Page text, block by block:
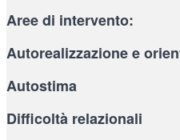
Aree di intervento:
Autorealizzazione e
Autostima
Difficoltà relazionali